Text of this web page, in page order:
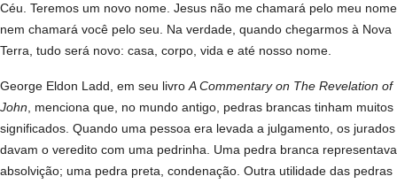
Céu. Teremos um novo nome. Jesus não me chamará pelo meu nome
nem chamará você pelo seu. Na verdade, quando chegarmos à Nova
Terra, tudo será novo: casa, corpo, vida e até nosso nome.
George Eldon Ladd, em seu livro A Commentary on The Revelation of
John , menciona que, no mundo antigo, pedras brancas tinham muitos
significados. Quando uma pessoa era levada a julgamento, os jurados
davam o veredito com uma pedrinha. Uma pedra branca representava
absolvição; uma pedra preta, condenação. Outra utilidade das pedras